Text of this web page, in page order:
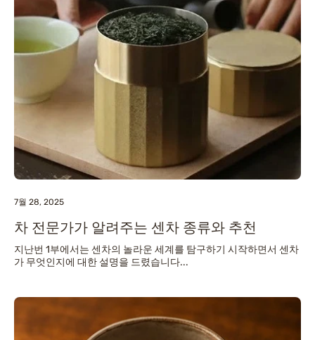
7월 28, 2025
차 전문가가 알려주는 센차 종류와 추천
지난번 1부에서는 센차의 놀라운 세계를 탐구하기 시작하면서 센차
가 무엇인지에 대한 설명을 드렸습니다...